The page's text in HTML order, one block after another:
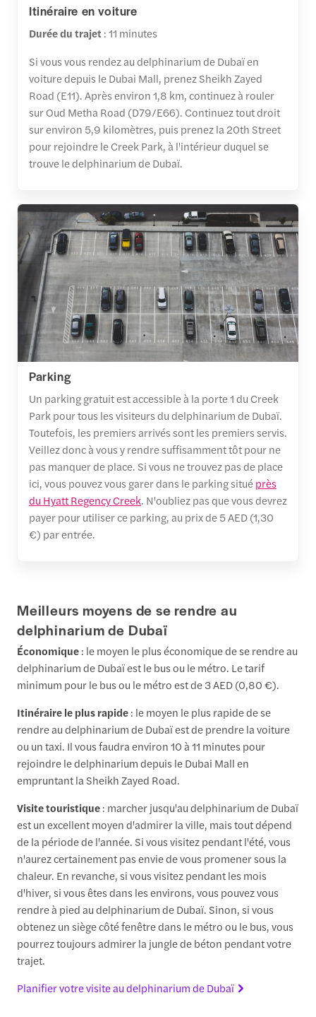
Itinéraire en voiture
Durée du trajet: 11 minutes
Si vous vous rendez au delphinarium de Dubaï en
voiture depuis le Dubai Mall, prenez Sheikh Zayed
Road (E11). Après environ 1,8 km, continuez à rouler
sur Oud Metha Road (D79/E66). Continuez tout droit
sur environ 5,9 kilomètres, puis prenez la 20th Street
pour rejoindre le Creek Park, à l'intérieur duquel se
trouve le delphinarium de Dubaï.
Parking
Un parking gratuit est accessible à la porte 1 du Creek
Park pour tous les visiteurs du delphinarium de Dubaï.
Toutefois, les premiers arrivés sont les premiers servis.
Veillez donc à vous y rendre suffisamment tôt pour ne
pas manquer de place. Si vous ne trouvez pas de place
ici, vous pouvez vous garer dans le parking situéprès
du Hyatt Regency Creek. N'oubliez pas que vous devrez
payer pour utiliser ce parking, au prix de 5 AED (1,30
€) par entrée.
Meilleurs moyens de se rendre au
delphinarium de Dubaï
Économique: le moyen le plus économique de se rendre au
delphinarium de Dubaï est le bus ou le métro. Le tarif
minimum pour le bus ou le métro est de 3 AED (0,80 €).
Itinéraire le plus rapide: le moyen le plus rapide de se
rendre au delphinarium de Dubaï est de prendre la voiture
ou un taxi. Il vous faudra environ 10 à 11 minutes pour
rejoindre le delphinarium depuis le Dubai Mall en
empruntant la Sheikh Zayed Road.
Visite touristique: marcher jusqu'au delphinarium de Dubaï
est un excellent moyen d'admirer la ville, mais tout dépend
de la période de l'année. Si vous visitez pendant l'été, vous
n'aurez certainement pas envie de vous promener sous la
chaleur. En revanche, si vous visitez pendant les mois
d'hiver, si vous êtes dans les environs, vous pouvez vous
rendre à pied au delphinarium de Dubaï. Sinon, si vous
obtenez un siège côté fenêtre dans le métro ou le bus, vous
pourrez toujours admirer la jungle de béton pendant votre
trajet.
Planifier votre visite au delphinarium de Dubaï